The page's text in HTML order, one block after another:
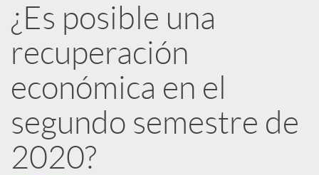
e
d
e
s
¿Es posible una
recuperación
económica en el
segundo semestre de
2020?